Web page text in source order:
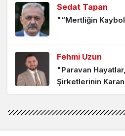
Her evde bir
Uzatılan her
1 ay önce
Sedat Tapan
"“Mertliğin
Fehmi Uzun
"Paravan
Şirketlerinin
Fehmi Uzun